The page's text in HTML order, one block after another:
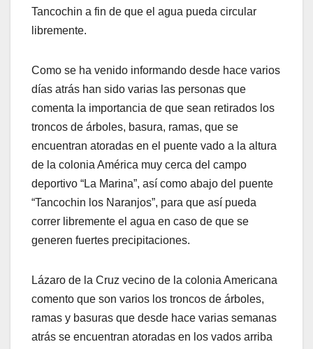
Tancochin a fin de que el agua pueda circular
libremente.
Como se ha venido informando desde hace varios
días atrás han sido varias las personas que
comenta la importancia de que sean retirados los
troncos de árboles, basura, ramas, que se
encuentran atoradas en el puente vado a la altura
de la colonia América muy cerca del campo
deportivo “La Marina”, así como abajo del puente
“Tancochin los Naranjos”, para que así pueda
correr libremente el agua en caso de que se
generen fuertes precipitaciones.
Lázaro de la Cruz vecino de la colonia Americana
comento que son varios los troncos de árboles,
ramas y basuras que desde hace varias semanas
atrás se encuentran atoradas en los vados arriba